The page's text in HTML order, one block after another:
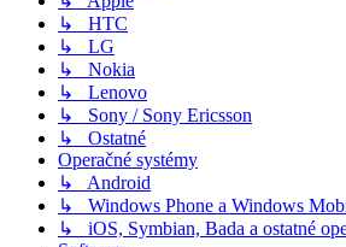
↳ HTC
↳ LG
↳ Nokia
↳ Lenovo
↳ Sony / Sony Ericsson
↳ Ostatné
Operačné systémy
↳ Android
↳ Windows Phone a Windows
↳ iOS, Symbian, Bada a ostatné